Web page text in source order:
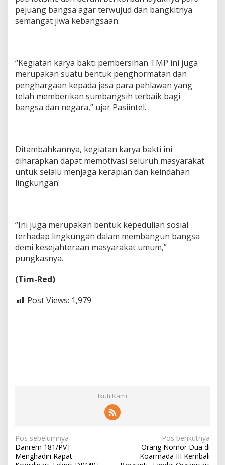
pejuang bangsa agar terwujud dan bangkitnya
semangat jiwa kebangsaan.
“Kegiatan karya bakti pembersihan TMP ini juga
merupakan suatu bentuk penghormatan dan
penghargaan kepada jasa para pahlawan yang
telah memberikan sumbangsih terbaik bagi
bangsa dan negara,” ujar Pasiintel.
Ditambahkannya, kegiatan karya bakti ini
diharapkan dapat memotivasi seluruh masyarakat
untuk selalu menjaga kerapian dan keindahan
lingkungan.
“Ini juga merupakan bentuk kepedulian sosial
terhadap lingkungan dalam membangun bangsa
demi kesejahteraan masyarakat umum,”
pungkasnya.
(Tim-Red)
Post Views: 1,979
Ikuti Kami
N
a
Pos sebelumnya
Danrem 181/PVT
Menghadiri Rapat
Pos berikutnya
Orang Nomor Dua di
Koarmada III Kembali